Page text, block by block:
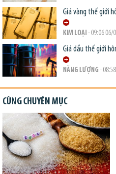
Giá vàng thế giới
KIM LOẠI - 09:06 06/
Giá dầu thế giới
NĂNG LƯỢNG -
CÙNG CHUYÊN MỤC